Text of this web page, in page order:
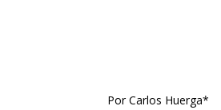
Por Carlos Huerga*